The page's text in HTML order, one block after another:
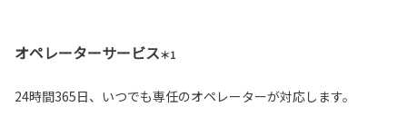
オペレーターサービス＊1
24時間365日、いつでも専任のオペレーターが対応します。